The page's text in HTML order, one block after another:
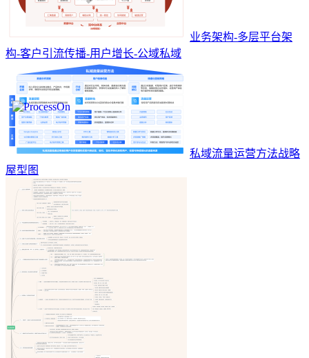
业务架构-多层平台架
构-客户引流传播-用户增长-公域私域
私域流量运营方法战略
屋型图